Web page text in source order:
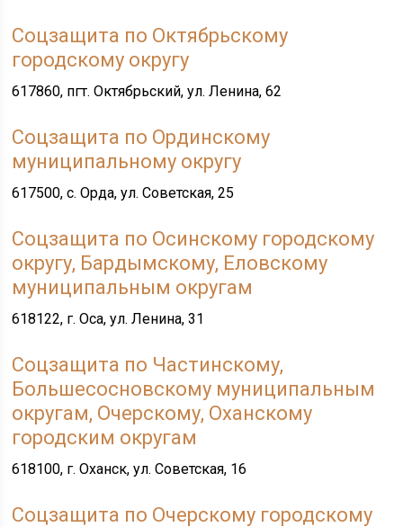
Соцзащита по Октябрьскому
городскому округу
617860, пгт. Октябрьский, ул. Ленина, 62
Соцзащита по Ординскому
муниципальному округу
617500, с. Орда, ул. Советская, 25
Соцзащита по Осинскому городскому
округу, Бардымскому, Еловскому
муниципальным округам
618122, г. Оса, ул. Ленина, 31
Соцзащита по Частинскому,
Большесосновскому муниципальным
округам, Очерскому, Оханскому
городским округам
618100, г. Оханск, ул. Советская, 16
Соцзащита по Очерскому городскому